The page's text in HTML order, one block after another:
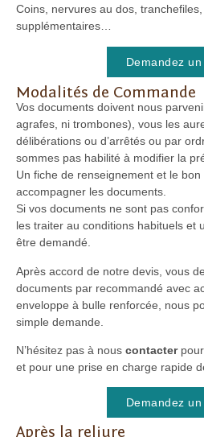
Coins, nervures au dos,
supplémentaires…
Demandez
Modalités de Commande
Vos documents doivent nous
agrafes, ni trombones), vous les
délibérations ou d’arrêtés ou par
sommes pas habilité à modifier la
Un fiche de renseignement et le
accompagner les documents.
Si vos documents ne sont pas
les traiter au conditions habituels et
être demandé.
Après accord de notre devis, vous
documents par recommandé avec
enveloppe à bulle renforcée, nous
simple demande.
N’hésitez pas à nous contacter
et pour une prise en charge rapide
Demandez
Après la reliure